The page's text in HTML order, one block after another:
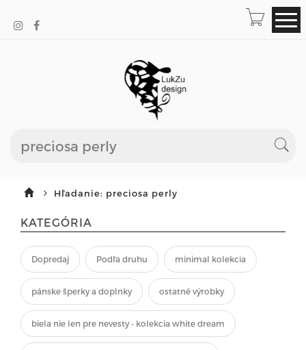
Hľadanie: preciosa perly
KATEGÓRIA
Dopredaj Podľa druhu minimal kolekcia
pánske šperky a doplnky ostatné výrobky
biela nie len pre nevesty - kolekcia white dream